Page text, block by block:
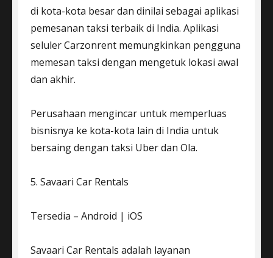
di kota-kota besar dan dinilai sebagai aplikasi
pemesanan taksi terbaik di India. Aplikasi
seluler Carzonrent memungkinkan pengguna
memesan taksi dengan mengetuk lokasi awal
dan akhir.
Perusahaan mengincar untuk memperluas
bisnisnya ke kota-kota lain di India untuk
bersaing dengan taksi Uber dan Ola.
5. Savaari Car Rentals
Tersedia – Android | iOS
Savaari Car Rentals adalah layanan